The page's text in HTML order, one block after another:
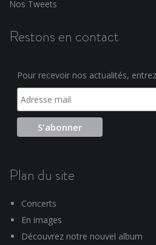
Nos Tweets
Restons en contact
Pour recevoir nos actualités,
Plan du site
Concerts
En images
Découvrez notre nouvel album